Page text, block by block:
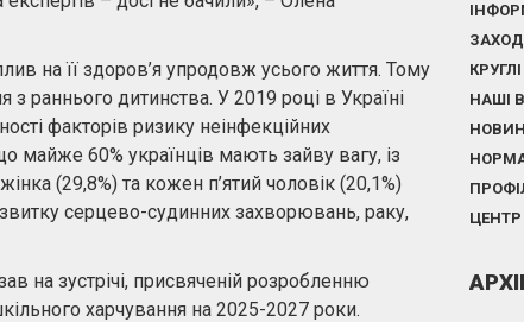
на її здоров’я упродовж усього життя. Тому
раннього дитинства. У 2019 році в Україні
факторів ризику неінфекційних
майже 60% українців мають зайву вагу, із
(29,8%) та кожен п’ятий чоловік (20,1%)
серцево-судинних захворювань, раку,
на зустрічі, присвяченій розробленню
харчування на 2025-2027 роки.
НАШІ